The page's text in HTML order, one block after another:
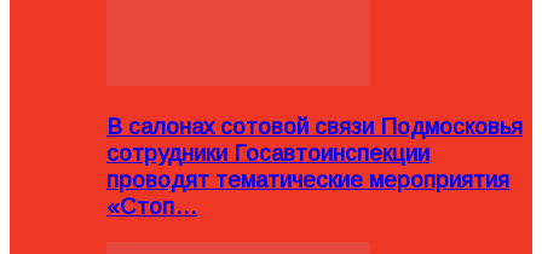
В салонах сотовой связи Подмосковья
сотрудники Госавтоинспекции
проводят тематические мероприятия
«Стоп…